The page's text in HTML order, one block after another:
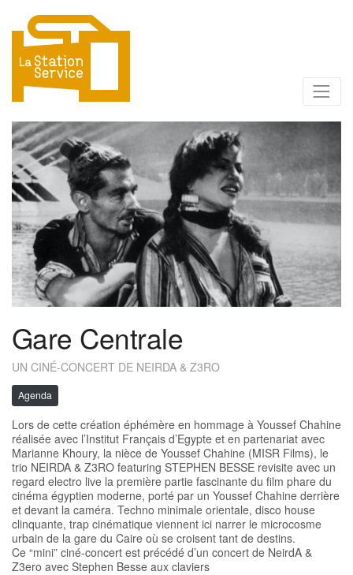
Gare Centrale
UN CINÉ-CONCERT DE NEIRDA & Z3RO
Agenda
Lors de cette création éphémère en hommage à Youssef Chahine
réalisée avec l’Institut Français d’Egypte et en partenariat avec
Marianne Khoury, la nièce de Youssef Chahine (MISR Films), le
trio NEIRDA & Z3RO featuring STEPHEN BESSE revisite avec un
regard electro live la première partie fascinante du film phare du
cinéma égyptien moderne, porté par un Youssef Chahine derrière
et devant la caméra. Techno minimale orientale, disco house
clinquante, trap cinématique viennent ici narrer le microcosme
urbain de la gare du Caire où se croisent tant de destins.
Ce “mini” ciné-concert est précédé d’un concert de NeirdA &
Z3ero avec Stephen Besse aux claviers